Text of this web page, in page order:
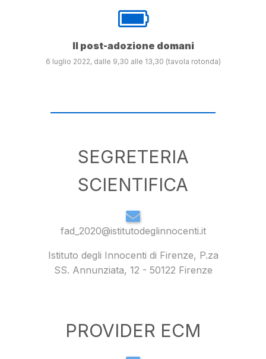
Il post-adozione domani
6 luglio 2022, dalle 9,30 alle 13,30 (tavola rotonda)
SEGRETERIA
SCIENTIFICA
fad_2020@istitutodeglinnocenti.it
Istituto degli Innocenti di Firenze, P.za
SS. Annunziata, 12 - 50122 Firenze
PROVIDER ECM